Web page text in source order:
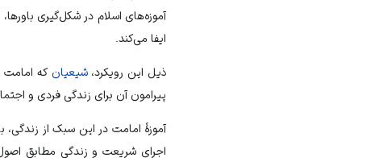
آموزه‌های اسلام در شکل‌گیری
ایفا می‌کند.
ذیل این رویکرد،شیعیان که امامت
پیرامون آن برای زندگی فردی و
آموزۀ امامت در این سبک از زندگی،
اجرای شریعت و زندگیِ مطابق